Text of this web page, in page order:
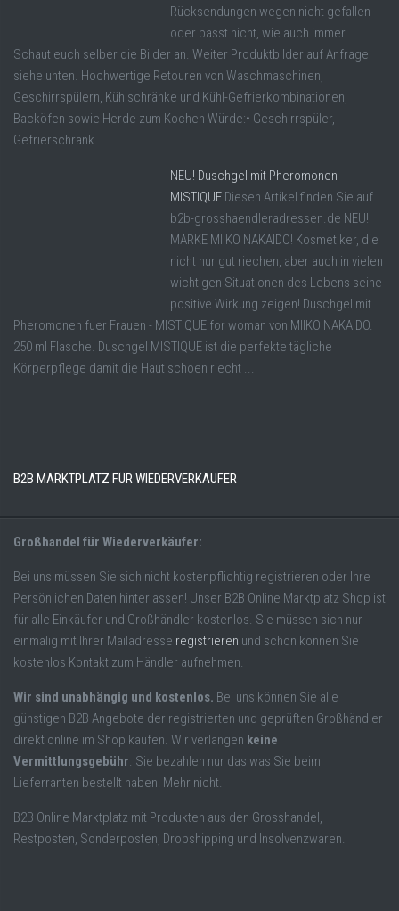
Rücksendungen wegen nicht gefallen
oder passt nicht, wie auch immer.
Schaut euch selber die Bilder an. Weiter Produktbilder auf Anfrage
siehe unten. Hochwertige Retouren von Waschmaschinen,
Geschirrspülern, Kühlschränke und Kühl-Gefrierkombinationen,
Backöfen sowie Herde zum Kochen Würde:• Geschirrspüler,
Gefrierschrank ...
NEU! Duschgel mit Pheromonen
MISTIQUE Diesen Artikel finden Sie auf
b2b-grosshaendleradressen.de NEU!
MARKE MIIKO NAKAIDO! Kosmetiker, die
nicht nur gut riechen, aber auch in vielen
wichtigen Situationen des Lebens seine
positive Wirkung zeigen! Duschgel mit
Pheromonen fuer Frauen - MISTIQUE for woman von MIIKO NAKAIDO.
250 ml Flasche. Duschgel MISTIQUE ist die perfekte tägliche
Körperpflege damit die Haut schoen riecht ...
B2B MARKTPLATZ FÜR WIEDERVERKÄUFER
Großhandel für Wiederverkäufer:
Bei uns müssen Sie sich nicht kostenpflichtig registrieren oder Ihre
Persönlichen Daten hinterlassen! Unser B2B Online Marktplatz Shop ist
für alle Einkäufer und Großhändler kostenlos. Sie müssen sich nur
einmalig mit Ihrer Mailadresse registrieren und schon können Sie
kostenlos Kontakt zum Händler aufnehmen.
Wir sind unabhängig und kostenlos. Bei uns können Sie alle
günstigen B2B Angebote der registrierten und geprüften Großhändler
direkt online im Shop kaufen. Wir verlangen keine
Vermittlungsgebühr. Sie bezahlen nur das was Sie beim
Lieferranten bestellt haben! Mehr nicht.
B2B Online Marktplatz mit Produkten aus den Grosshandel,
Restposten, Sonderposten, Dropshipping und Insolvenzwaren.